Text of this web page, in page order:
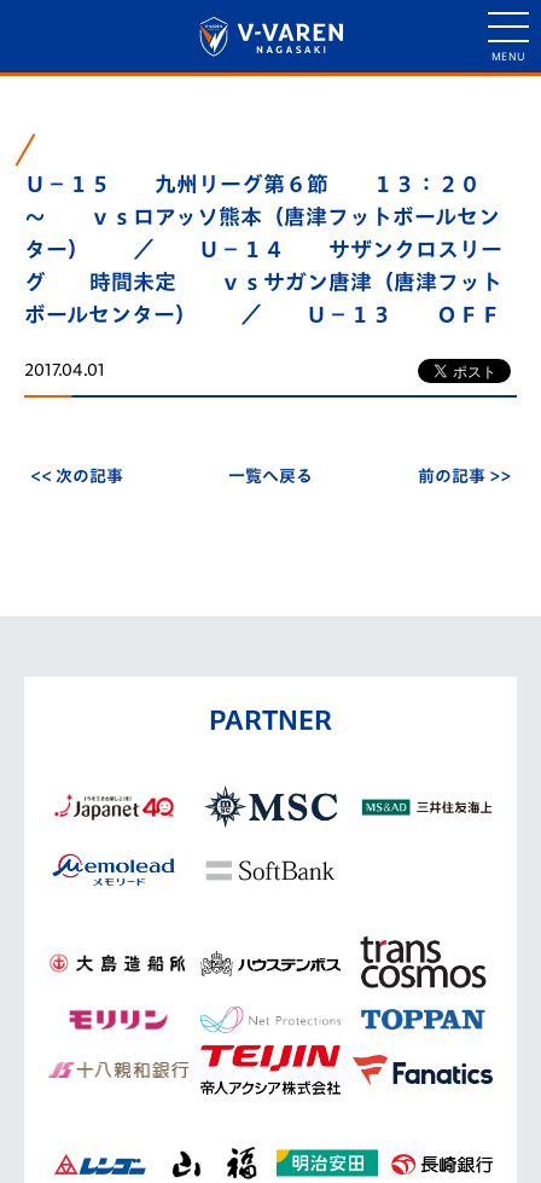
Ｕ－１５ 九州リーグ第６節 １３：２０
～ ｖｓロアッソ熊本（唐津フットボールセン
ター） ／ Ｕ－１４ サザンクロスリー
グ 時間未定 ｖｓサガン唐津（唐津フット
ボールセンター） ／ Ｕ－１３ ＯＦＦ
2017.04.01
<< 次の記事 一覧へ戻る 前の記事 >>
PARTNER